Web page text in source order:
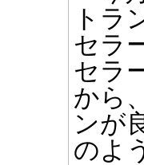
トラ
セラ
セラ
から
ンが
のよ